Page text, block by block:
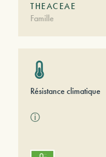
THEACEAE
Famille
Résistance climatique
ⓘ